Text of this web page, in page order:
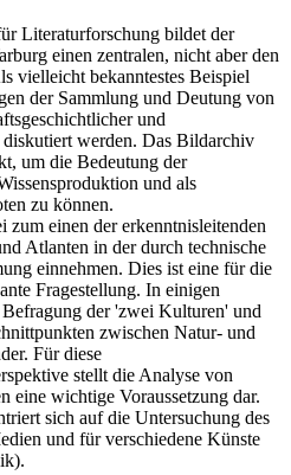
Literaturforschung bildet der
einen zentralen, nicht aber den
vielleicht bekanntestes Beispiel
der Sammlung und Deutung von
und
diskutiert werden. Das Bildarchiv
um die Bedeutung der
und als
zu können.
einen der erkenntnisleitenden
Atlanten in der durch technische
einnehmen. Dies ist eine für die
Fragestellung. In einigen
der 'zwei Kulturen' und
zwischen Natur- und
Für diese
stellt die Analyse von
eine wichtige Voraussetzung dar.
sich auf die Untersuchung des
und für verschiedene Künste